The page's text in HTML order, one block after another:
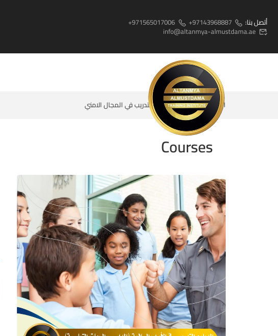
أتصل بنا: 97143968887+
971565017006+
info@altanmya-almustdama.ae
المنزل Courses التدريب في المجال الامني
Courses